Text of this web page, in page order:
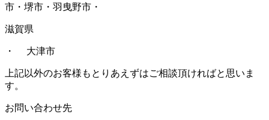
市・堺市・羽曳野市・
滋賀県
・ 大津市
上記以外のお客様もとりあえずはご相談頂ければと思いま
す。
お問い合わせ先